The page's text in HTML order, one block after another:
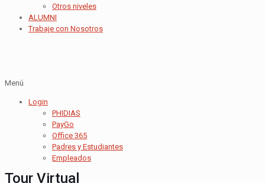
Otros niveles
ALUMNI
Trabaje con Nosotros
Menú
Login
PHIDIAS
PayGo
Office 365
Padres y Estudiantes
Empleados
Tour Virtual